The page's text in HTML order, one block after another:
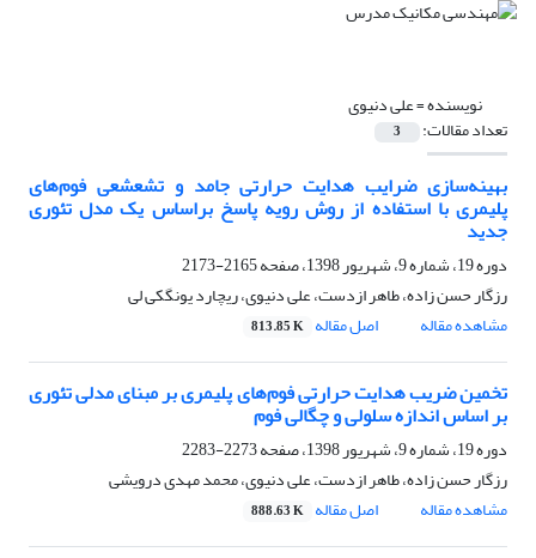
نویسنده =علی دنیوی
تعداد مقالات: 3
بهینه‌سازی ضرایب هدایت حرارتی جامد و تشعشعی فوم‌های
پلیمری با استفاده از روش رویه پاسخ براساس یک مدل تئوری
جدید
دوره 19، شماره 9، شهریور 1398، صفحه
2165-2173
رزگار حسن زاده، طاهر ازدست، علی دنیوی، ریچارد یونگکی لی
مشاهده مقاله
اصل مقاله 813.85 K
تخمین ضریب هدایت حرارتی فوم‌های پلیمری بر مبنای مدلی تئوری
بر اساس اندازه سلولی و چگالی فوم
دوره 19، شماره 9، شهریور 1398، صفحه
2273-2283
رزگار حسن زاده، طاهر ازدست، علی دنیوی، محمد مهدی درویشی
مشاهده مقاله
اصل مقاله 888.63 K